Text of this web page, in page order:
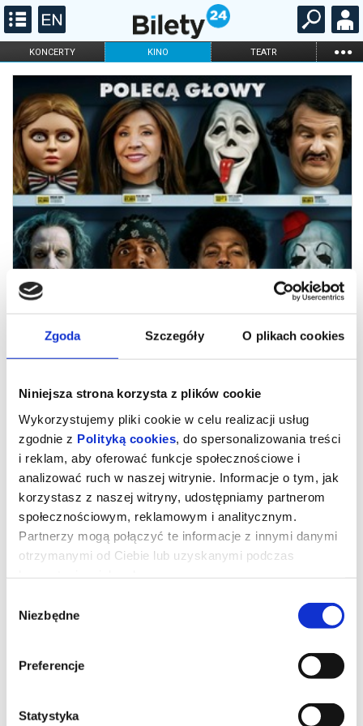
Zgoda Szczegóły O plikach cookies
Niniejsza strona korzysta z plików cookie
Wykorzystujemy pliki cookie w celu realizacji usług
zgodnie z Polityką cookies , do spersonalizowania treści
i reklam, aby oferować funkcje społecznościowe i
analizować ruch w naszej witrynie. Informacje o tym, jak
korzystasz z naszej witryny, udostępniamy partnerom
społecznościowym, reklamowym i analitycznym.
Partnerzy mogą połączyć te informacje z innymi danymi
otrzymanymi od Ciebie lub uzyskanymi podczas
zgody
Niezbędne
Preferencje
Statystyka
KONCERTY KINO TEATR ...
FILHARMONIA OPERA I BALET
STAND-UP
DLA DZIECI
ONLINE KARNETY
Dwadzieścia sześć lat po tym, jak udało im się uciec przed
podejrzanie znajomym zamaskowanym zabójcą, czwórka
bohaterów ponownie znajduje się na celowniku mordercy. Czas
granice zostaną przekroczone i żadne klisze nie przetrwają,
ponieważ nic nie jest święte. Wayansowie wracają, żeby